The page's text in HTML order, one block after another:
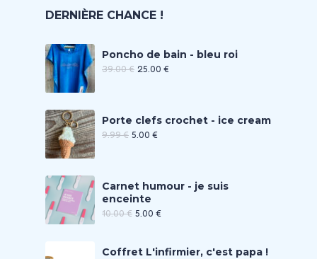
DERNIÈRE CHANCE !
Poncho de bain - bleu roi
39.00€ 25.00 €
Porte clefs crochet - ice cream
9.99€ 5.00 €
Carnet humour - je suis
enceinte
10.00€ 5.00 €
Coffret L'infirmier, c'est papa !